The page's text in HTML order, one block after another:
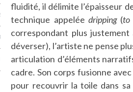
fluidité, il délimite l’épaisseur
technique appeléedripping(to
correspondant plus
déverser), l’artiste ne pense
articulation d’éléments
cadre. Son corps fusionne
pour recouvrir la toile dans